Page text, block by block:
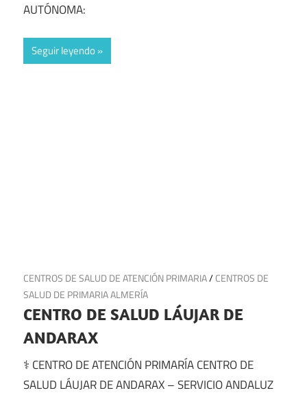
AUTÓNOMA:
Seguir leyendo
1 de julio de 2025
CENTROS DE SALUD DE ATENCIÓN PRIMARIA/CENTROS DE
SALUD DE PRIMARIA ALMERÍA
CENTRO DE SALUD LÁUJAR DE
ANDARAX
⚕️ CENTRO DE ATENCIÓN PRIMARÍA CENTRO DE
SALUD LÁUJAR DE ANDARAX – SERVICIO ANDALUZ